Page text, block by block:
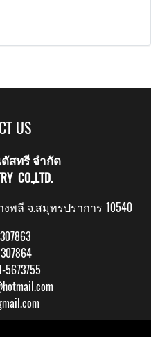
US
สทรี จำกัด
CO.,LTD.
พลี จ.สมุทรปราการ 10540
5673755